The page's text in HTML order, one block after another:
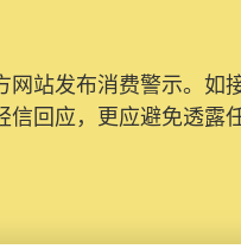
站发布消费警示。如
回应，更应避免透